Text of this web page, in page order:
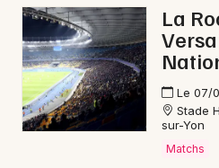
La
Le 07/
Stade
sur-Yon
Matchs